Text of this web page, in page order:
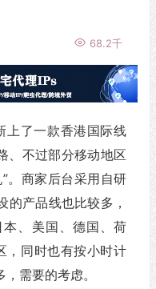
68.2千
上了一款香港国际线
、不过部分移动地区
。商家后台采用自研
的产品线也比较多，
、美国、德国、荷
，同时也有按小时计
需要的考虑。